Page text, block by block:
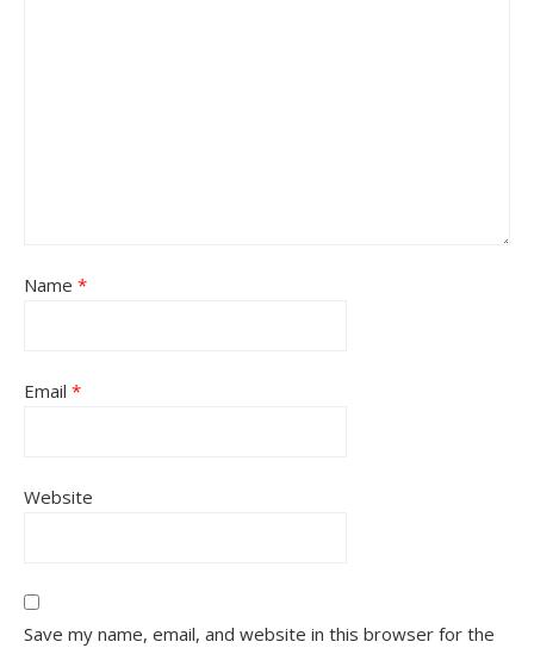
Name *
Email *
Website
Save my name, email, and website in this browser for the